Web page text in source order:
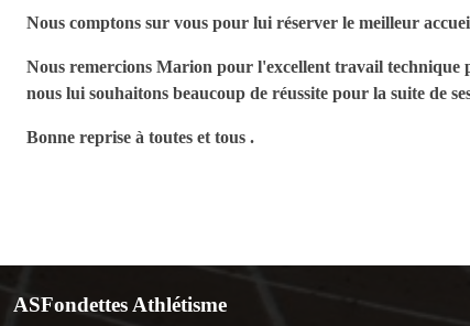
Nous comptons sur vous pour lui réserver le meilleur
Nous remercions Marion pour l'excellent travail technique
nous lui souhaitons beaucoup de réussite pour la suite de
Bonne reprise à toutes et tous .
ASFondettes Athlétisme